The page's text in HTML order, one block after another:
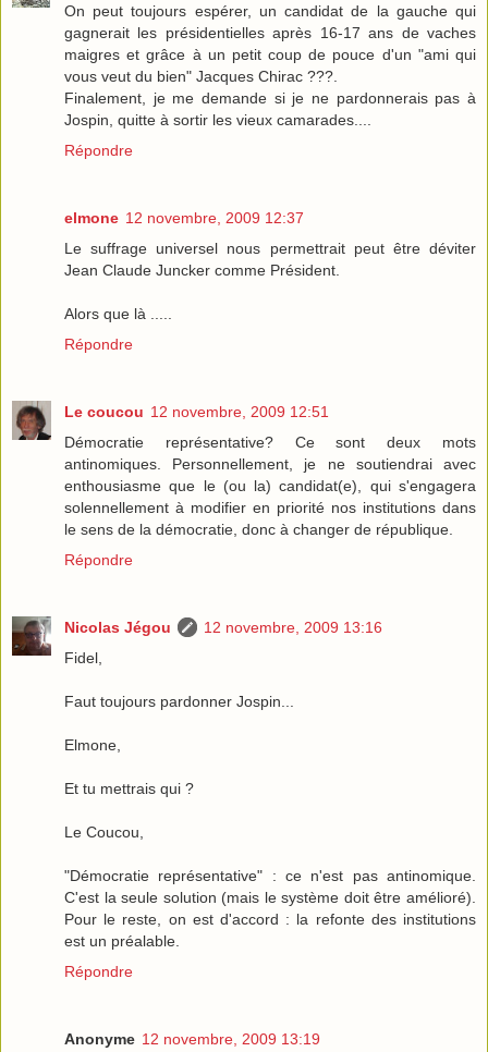
On peut toujours espérer, un candidat de la gauche qui
gagnerait les présidentielles après 16-17 ans de vaches
maigres et grâce à un petit coup de pouce d'un "ami qui
vous veut du bien" Jacques Chirac ???.
Finalement, je me demande si je ne pardonnerais pas à
Jospin, quitte à sortir les vieux camarades....
Répondre
elmone 12 novembre, 2009 12:37
Le suffrage universel nous permettrait peut être déviter
Jean Claude Juncker comme Président.
Alors que là .....
Répondre
Le coucou 12 novembre, 2009 12:51
Démocratie représentative? Ce sont deux mots
antinomiques. Personnellement, je ne soutiendrai avec
enthousiasme que le (ou la) candidat(e), qui s'engagera
solennellement à modifier en priorité nos institutions dans
le sens de la démocratie, donc à changer de république.
Répondre
Nicolas Jégou
12 novembre, 2009 13:16
Fidel,
Faut toujours pardonner Jospin...
Elmone,
Et tu mettrais qui ?
Le Coucou,
"Démocratie représentative" : ce n'est pas antinomique.
C'est la seule solution (mais le système doit être amélioré).
Pour le reste, on est d'accord : la refonte des institutions
est un préalable.
Répondre
Anonyme 12 novembre, 2009 13:19